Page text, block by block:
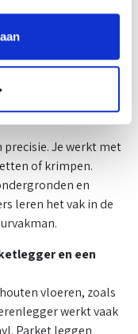
woningen of
lamelparket of
de ondervloer
Je werkt met
of krimpen.
en
leren het vak in de
en een
vloeren, zoals
werkt vaak
Parket leggen